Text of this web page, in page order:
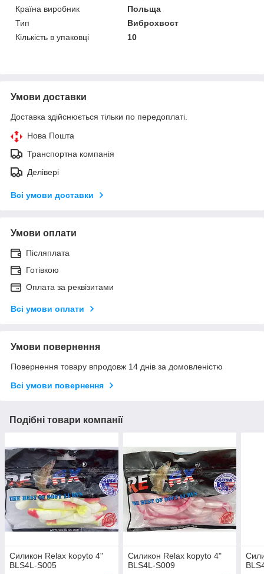
Країна виробник
Польща
Тип
Виброхвост
Кількість в упаковці
10
Умови доставки
Доставка здійснюється тільки по передоплаті.
Нова Пошта
Транспортна компанія
Делівері
Всі умови доставки
Умови оплати
Післяплата
Готівкою
Оплата за реквізитами
Всі умови оплати
Умови повернення
Повернення товару впродовж 14 днів за домовленістю
Всі умови повернення
Подібні товари компанії
Силикон Relax kopyto 4"
BLS4L-S005
Силикон Relax kopyto 4"
BLS4L-S009